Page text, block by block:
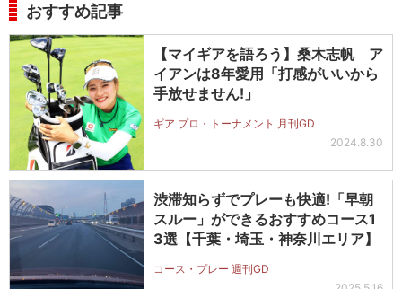
おすすめ記事
【マイギアを語ろう】桑木志帆 ア
イアンは8年愛用「打感がいいから
手放せません!」
ギア プロ・トーナメント 月刊GD
2024.8.30
渋滞知らずでプレーも快適!「早朝
スルー」ができるおすすめコース1
3選【千葉・埼玉・神奈川エリア】
コース・プレー 週刊GD